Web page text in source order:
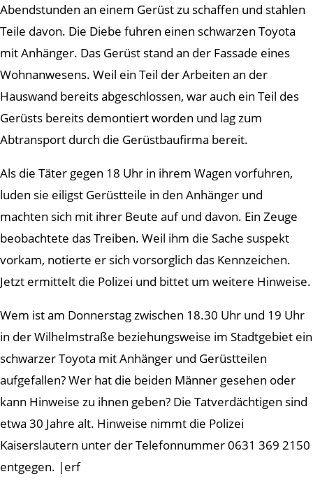
Abendstunden an einem Gerüst zu schaffen und stahlen
Teile davon. Die Diebe fuhren einen schwarzen Toyota
mit Anhänger. Das Gerüst stand an der Fassade eines
Wohnanwesens. Weil ein Teil der Arbeiten an der
Hauswand bereits abgeschlossen, war auch ein Teil des
Gerüsts bereits demontiert worden und lag zum
Abtransport durch die Gerüstbaufirma bereit.
Als die Täter gegen 18 Uhr in ihrem Wagen vorfuhren,
luden sie eiligst Gerüstteile in den Anhänger und
machten sich mit ihrer Beute auf und davon. Ein Zeuge
beobachtete das Treiben. Weil ihm die Sache suspekt
vorkam, notierte er sich vorsorglich das Kennzeichen.
Jetzt ermittelt die Polizei und bittet um weitere Hinweise.
Wem ist am Donnerstag zwischen 18.30 Uhr und 19 Uhr
in der Wilhelmstraße beziehungsweise im Stadtgebiet ein
schwarzer Toyota mit Anhänger und Gerüstteilen
aufgefallen? Wer hat die beiden Männer gesehen oder
kann Hinweise zu ihnen geben? Die Tatverdächtigen sind
etwa 30 Jahre alt. Hinweise nimmt die Polizei
Kaiserslautern unter der Telefonnummer 0631 369 2150
entgegen. |erf